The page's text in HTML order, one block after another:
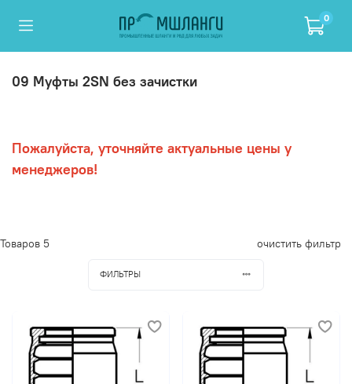
0
09 Муфты 2SN без зачистки
Пожалуйста, уточняйте актуальные цены у
менеджеров!
Товаров 5 очистить фильтр
ФИЛЬТРЫ